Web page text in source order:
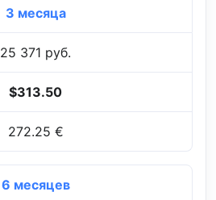
3 месяца
25 371 руб.
$313.50
272.25 €
6 месяцев